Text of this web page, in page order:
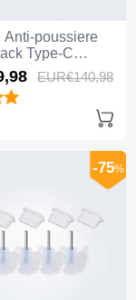
Anti-poussiere
Type-C
10PCS H01 Noir
98 EUR€140,98
-75%